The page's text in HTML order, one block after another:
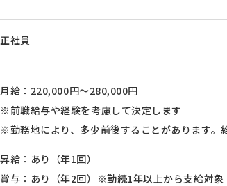
正社員
月給：220,000円～280,000円
※前職給与や経験を考慮して決定します
※勤務地により、多少前後することがあります
昇給：あり（年1回）
賞与：あり（年2回）※勤続1年以上から支給対象